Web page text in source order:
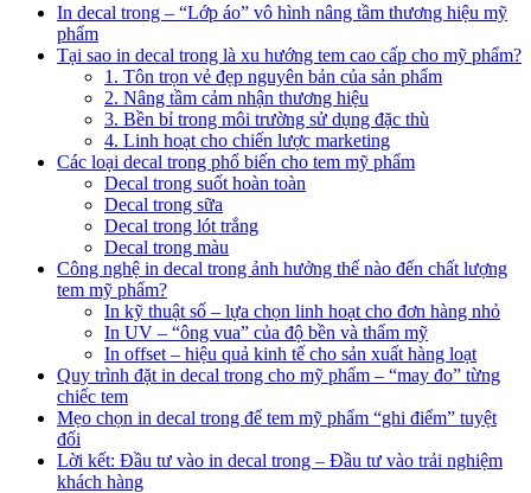
In decal trong – “Lớp áo” vô hình nâng tầm thương hiệu mỹ
phẩm
Tại sao in decal trong là xu hướng tem cao cấp cho mỹ phẩm?
1. Tôn trọn vẻ đẹp nguyên bản của sản phẩm
2. Nâng tầm cảm nhận thương hiệu
3. Bền bỉ trong môi trường sử dụng đặc thù
4. Linh hoạt cho chiến lược marketing
Các loại decal trong phổ biến cho tem mỹ phẩm
Decal trong suốt hoàn toàn
Decal trong sữa
Decal trong lót trắng
Decal trong màu
Công nghệ in decal trong ảnh hưởng thế nào đến chất lượng
tem mỹ phẩm?
In kỹ thuật số – lựa chọn linh hoạt cho đơn hàng nhỏ
In UV – “ông vua” của độ bền và thẩm mỹ
In offset – hiệu quả kinh tế cho sản xuất hàng loạt
Quy trình đặt in decal trong cho mỹ phẩm – “may đo” từng
chiếc tem
Mẹo chọn in decal trong để tem mỹ phẩm “ghi điểm” tuyệt
đối
Lời kết: Đầu tư vào in decal trong – Đầu tư vào trải nghiệm
khách hàng